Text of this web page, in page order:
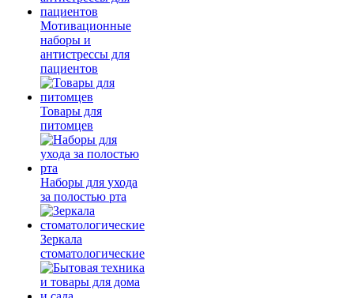
Мотивационные
наборы и
антистрессы для
пациентов
Товары для
питомцев
Наборы для ухода
за полостью рта
Зеркала
стоматологические